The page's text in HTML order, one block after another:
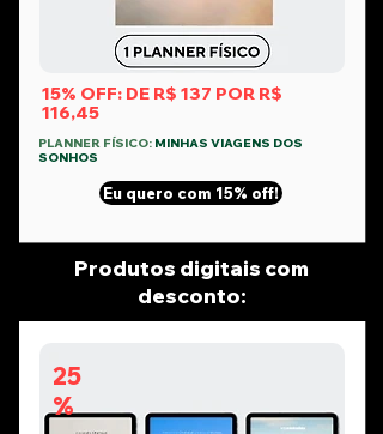
15% OFF: DE R$ 137 POR R$
116,45
PLANNER FÍSICO:MINHAS VIAGENS DOS
SONHOS
Eu quero com 15% off!
Produtos digitais com
desconto:
25
%